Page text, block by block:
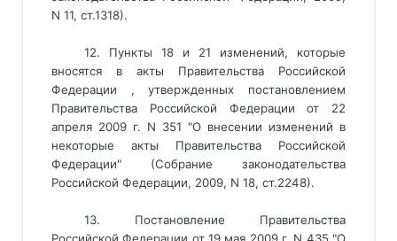
N 11, ст.1318).
12. Пункты 18 и 21 изменений, которые
вносятся в акты Правительства Российской
Федерации , утвержденных постановлением
Правительства Российской Федерации от 22
апреля 2009 г. N 351 "О внесении изменений в
некоторые акты Правительства Российской
Федерации" (Собрание законодательства
Российской Федерации, 2009, N 18, ст.2248).
13. Постановление Правительства